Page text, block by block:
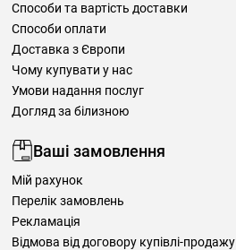
Способи та вартість доставки
Способи оплати
Доставка з Європи
Чому купувати у нас
Умови надання послуг
Догляд за білизною
Ваші замовлення
Мій рахунок
Перелік замовлень
Рекламація
Відмова від договору купівлі-продажу